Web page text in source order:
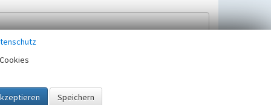
gespeichert und verwendet.
gültigen Europäischen